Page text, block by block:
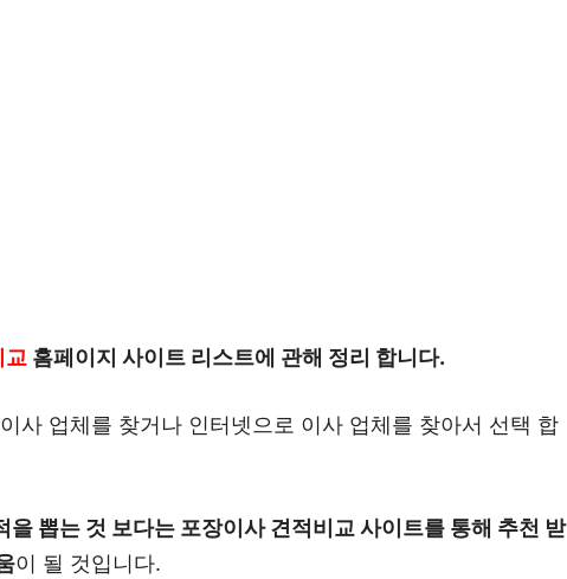
홈페이지 사이트 리스트에 관해 정리 합니다.
사 업체를 찾거나 인터넷으로 이사 업체를 찾아서 선택 합
을 뽑는 것 보다는 포장이사 견적비교 사이트를 통해 추천 받
이 될 것입니다.